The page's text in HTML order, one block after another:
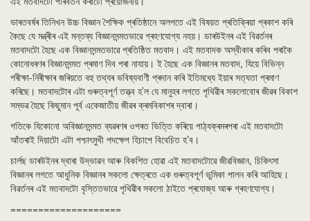
ভাৰতবৰ্ষৰ তিনিখন উচ্চ বিজ্ঞান শৈক্ষিক প্ৰতিষ্ঠানে অলপতে এই বিষয়ত প্ৰতিক্ৰিয়া প্ৰকাশ কৰি
কৈছে যে মন্ত্ৰীৰ এই মন্তব্য বিজ্ঞানসন্মতভাৱে গ্ৰহণযোগ্য নহয়। ডাৰউইনৰ এই বিৱৰ্তনৰ
মতবাদটো হৈছে এক বিজ্ঞানসন্মতভাৱে প্ৰতিষ্ঠিত মতবাদ। এই মতবাদক অস্বীকাৰ কৰিব পৰাকৈ
কোনোধৰণৰ বিজ্ঞানসন্মত প্ৰমাণ দিব পৰা নাযায়। ই হৈছে এক বিজ্ঞানৰ মতবাদ, যিয়ে বিভিন্ন
পৰীক্ষা-নিৰীক্ষাৰ জৰিয়তে বহু তথ্যৰ ভবিষ্যবাণী প্ৰদান কৰি ইতিমধ্যে ইয়াৰ সত্যতা প্ৰমাণ
কৰিছে। মতবাদটোৰ এটা গুৰুত্বপূৰ্ণ তত্ত্ব হ’ল যে মানুহৰ লগতে পৃথিৱীৰ সকলোবোৰ জীৱৰ বিকাশ
সম্ভৱ হৈছে কিছুমান পূৰ্ব একেজাতীয় জীৱৰ ক্ৰমবিকাশৰ দ্বাৰা।
গতিকে যিকোনো অবিজ্ঞানসন্মত ব্যৱৰণৰ ওপৰত ভিত্তি কৰিয়ে পাঠ্যক্ৰমৰপৰা এই মতবাদটো
আঁ‌তৰাই দিয়াটো এটা পশ্চাৎমুখী পদক্ষেপ হিচাপে বিবেচিত হ’ব।
চাৰ্লছ ডাৰউইনৰ দ্বাৰা উদ্ভাৱন আৰু বিকশিত হোৱা এই মতবাদটোৱে জীৱবিজ্ঞান, চিকিৎসা
বিজ্ঞানৰ লগতে আধুনিক বিজ্ঞানৰ সকলো ক্ষেত্ৰতে এক গুৰুত্বপূৰ্ণ ভুমিকা পালন কৰি আহিছে।
বিৱৰ্তনৰ এই মতবাদটো বৃস্তিতভাৱে পৃথিৱীৰ সকলো ঠাইতে প্ৰযোজ্য আৰু গ্ৰহণযোগ্য।
====================